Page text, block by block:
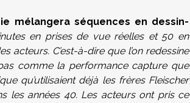
mélangera séquences en dessin-
en prises de vue réelles et 50 en
acteurs. C’est-à-dire que l’on redessine
comme la performance capture que
qu’utilisaient déjà les frères Fleischer
les années 40. Les acteurs ont pris ce